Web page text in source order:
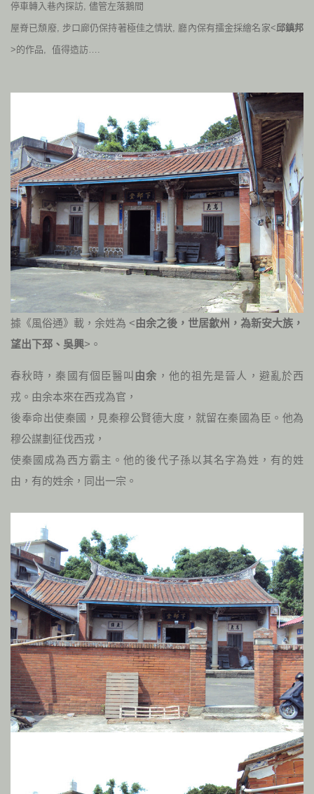
停車轉入巷內探訪, 儘管左落鵝間
屋脊已頹廢, 步口廊仍保持著極佳之情狀, 廳內保有擂金採繪名家<邱鎮邦
>的作品, 值得造訪….
據《風俗通》載，余姓為 <由余之後，世居歙州，為新安大族，
望出下邳、吳興>。
春秋時，秦國有個臣醫叫 由余 ，他的祖先是晉人，避亂於西
戎。由余本來在西戎為官，
後奉命出使秦國，見秦穆公賢德大度，就留在秦國為臣。他為
穆公謀劃征伐西戎，
使秦國成為西方霸主。他的後代子孫以其名字為姓，有的姓
由，有的姓余，同出一宗。